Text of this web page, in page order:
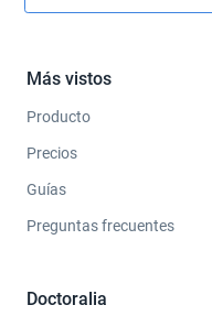
Más vistos
Producto
Precios
Guías
Preguntas frecuentes
Doctoralia